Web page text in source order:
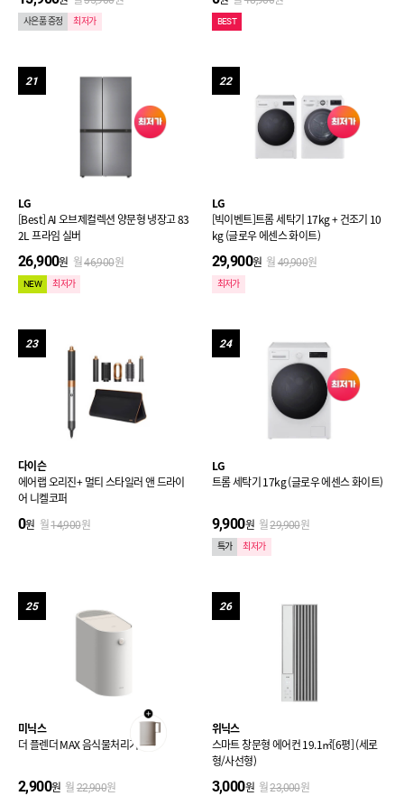
사은품 증정 최저가 BEST
21
LG
[Best] AI 오브제컬렉션 양문형 냉장고 83
2L 프라임 실버
26,900원 월46,900원
NEW 최저가
22
LG
[빅이벤트]트롬 세탁기 17kg + 건조기 10
kg (글로우 에센스 화이트)
29,900원 월49,900원
최저가
23
다이슨
에어랩 오리진+ 멀티 스타일러 앤 드라이
어 니켈코퍼
0원 월14,900원
24
LG
트롬 세탁기 17kg (글로우 에센스 화이트)
9,900원 월29,900원
특가 최저가
25
미닉스
더 플렌더 MAX 음식물처리기 3L
2,900원 월 22,900원
26
위닉스
스마트 창문형 에어컨 19.1㎡[6평] (세로
형/사선형)
3,000원 월23,000원